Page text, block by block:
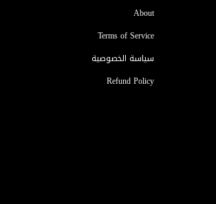
About
Terms of Service
سياسة الخصوصية
Refund Policy